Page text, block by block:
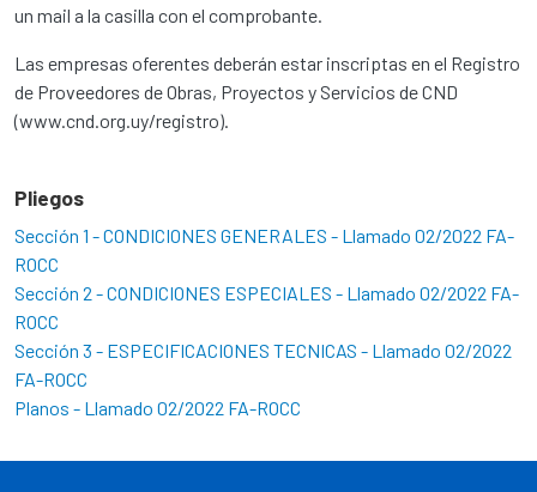
un mail a la casilla con el comprobante.
Las empresas oferentes deberán estar inscriptas en el Registro
de Proveedores de Obras, Proyectos y Servicios de CND
(www.cnd.org.uy/registro).
Pliegos
Sección 1 - CONDICIONES GENERALES - Llamado 02/2022 FA-
ROCC
Sección 2 - CONDICIONES ESPECIALES - Llamado 02/2022 FA-
ROCC
Sección 3 - ESPECIFICACIONES TECNICAS - Llamado 02/2022
FA-ROCC
Planos - Llamado 02/2022 FA-ROCC